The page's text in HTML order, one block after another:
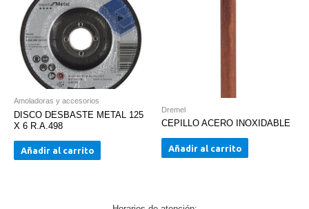
Amoladoras y accesorios
DISCO DESBASTE METAL 125
X 6 R.A.498
Añadir al carrito
Dremel
CEPILLO ACERO INOXIDABLE
Añadir al carrito